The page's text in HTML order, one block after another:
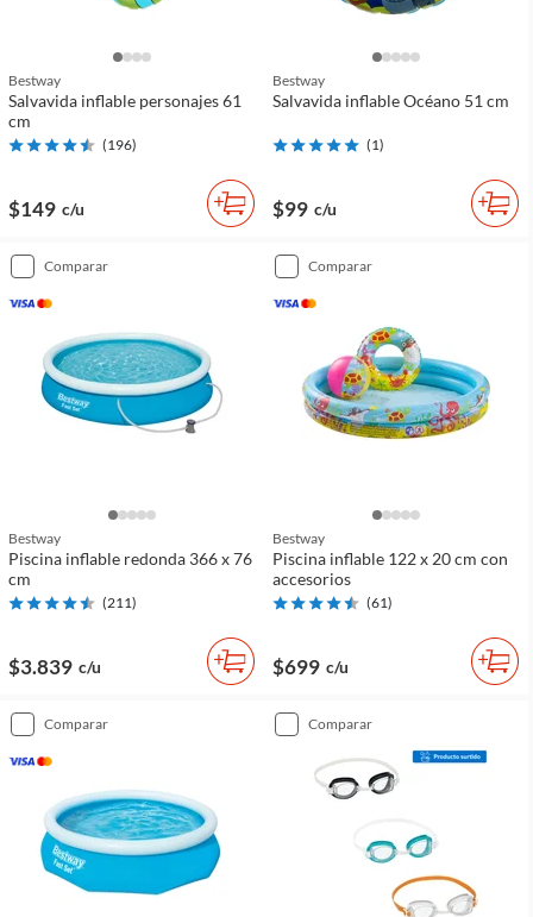
Bestway
Salvavida inflable personajes 61
cm
(196)
$149 c/u
Bestway
Salvavida inflable Océano 51 cm
(1)
$99 c/u
comparar
Bestway
Piscina inflable redonda 366 x 76
cm
(211)
$3.839 c/u
comparar
Bestway
Piscina inflable 122 x 20 cm con
accesorios
(61)
$699 c/u
comparar comparar